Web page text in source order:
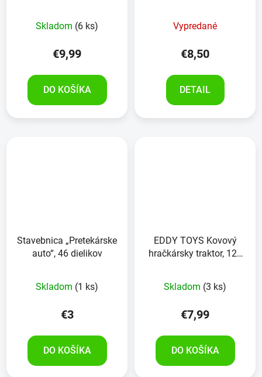
Skladom (6 ks)
€9,99
DO KOŠÍKA
Vypredané
€8,50
DETAIL
Stavebnica „Pretekárske
auto“, 46 dielikov
Skladom (1 ks)
€3
DO KOŠÍKA
EDDY TOYS Kovový
hračkársky traktor, 128
Skladom (3 ks)
€7,99
DO KOŠÍKA